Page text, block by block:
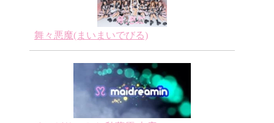
舞々悪魔(まいまいでびる)